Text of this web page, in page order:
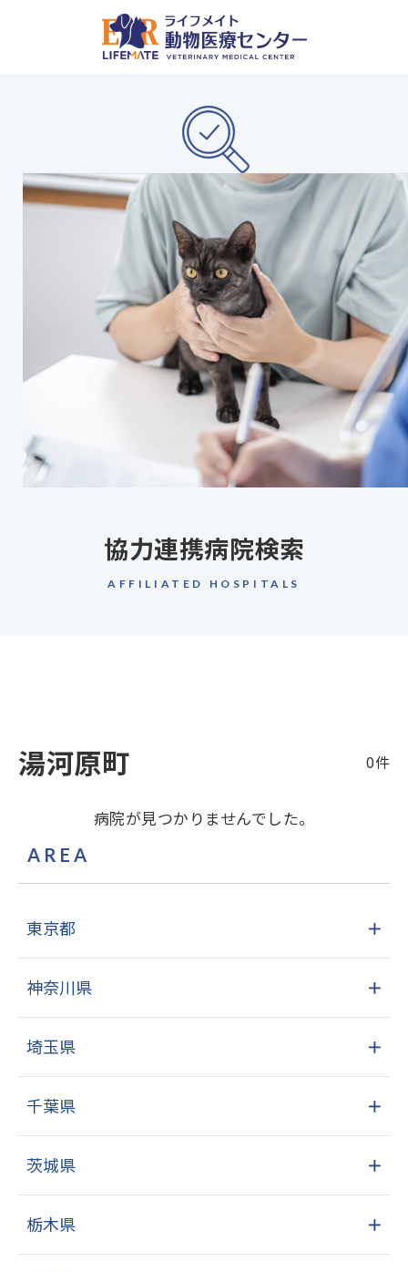
協力連携病院検索
AFFILIATED HOSPITALS
湯河原町 0件
病院が見つかりませんでした。
AREA
東京都 ＋
神奈川県 ＋
埼玉県 ＋
千葉県 ＋
茨城県 ＋
栃木県 ＋